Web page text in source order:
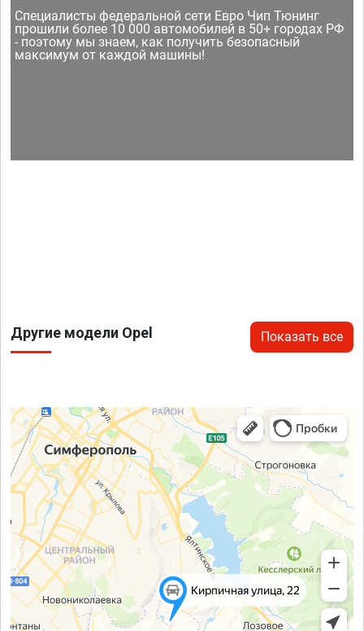
Специалисты федеральной сети Евро Чип Тюнинг
прошили более 10 000 автомобилей в 50+ городах РФ
- поэтому мы знаем, как получить безопасный
максимум от каждой машины!
Другие модели Opel Показать все